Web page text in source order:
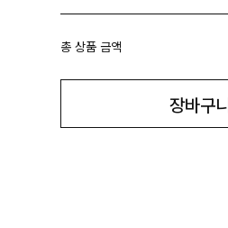
총 상품 금액
장바구니